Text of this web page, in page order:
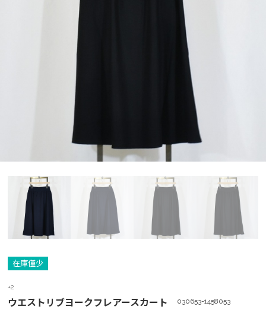
在庫僅少
+2
ウエストリブヨークフレアースカート 030653-1458053